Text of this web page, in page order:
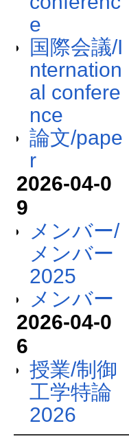
e
国際会議/I
nternation
al confere
nce
論文/pape
r
2026-04-0
9
メンバー/
メンバー
2025
メンバー
2026-04-0
6
授業/制御
工学特論
2026